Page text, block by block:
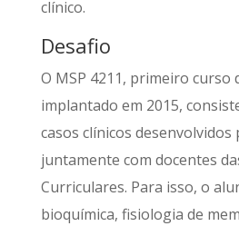
clínico.
Desafio
O MSP 4211, primeiro curso
implantado em 2015,
casos clínicos
juntamente com docentes
Curriculares. Para isso, o
bioquímica, fisiologia de